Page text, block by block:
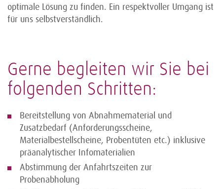
optimale Lösung zu finden. Ein respektvoller Umgang ist
für uns selbstverständlich.
Gerne begleiten wir Sie bei
folgenden Schritten:
Bereitstellung von Abnahmematerial und
Zusatzbedarf (Anforderungsscheine,
Materialbestellscheine, Probentüten etc.) inklusive
präanalytischer Infomaterialien
Abstimmung der Anfahrtszeiten zur
Probenabholung